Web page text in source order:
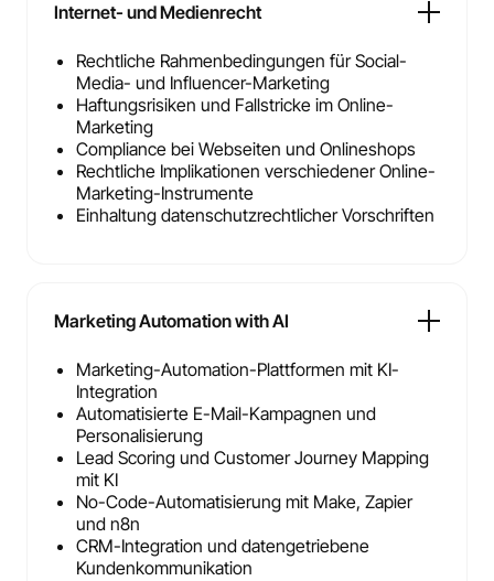
Internet- und Medienrecht
Rechtliche Rahmenbedingungen für Social-
Media- und Influencer-Marketing
Haftungsrisiken und Fallstricke im Online-
Marketing
Compliance bei Webseiten und Onlineshops
Rechtliche Implikationen verschiedener Online-
Marketing-Instrumente
Einhaltung datenschutzrechtlicher Vorschriften
Marketing Automation with AI
Marketing-Automation-Plattformen mit KI-
Integration
Automatisierte E-Mail-Kampagnen und
Personalisierung
Lead Scoring und Customer Journey Mapping
mit KI
No-Code-Automatisierung mit Make, Zapier
und n8n
CRM-Integration und datengetriebene
Kundenkommunikation